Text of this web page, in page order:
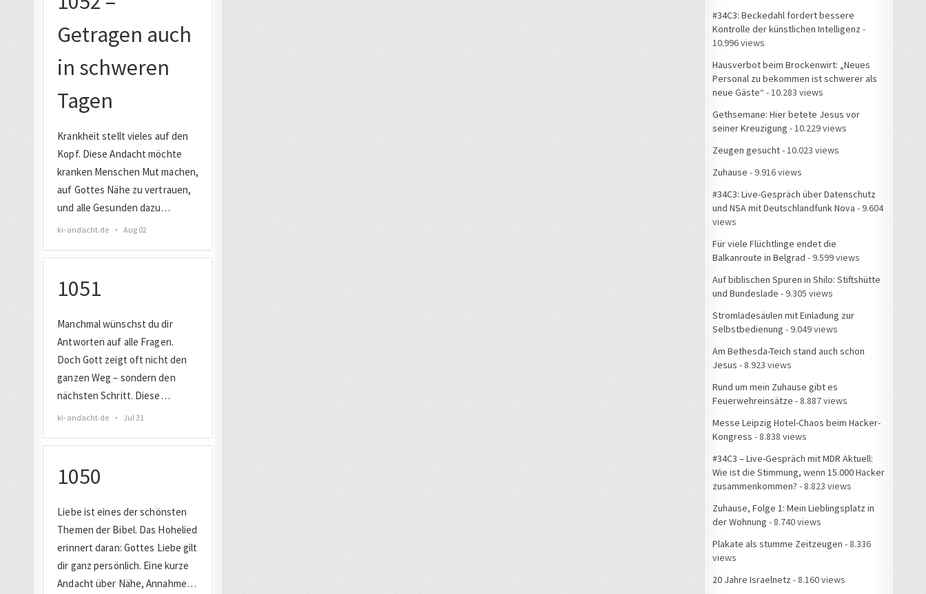
#34C3: Beckedahl fordert bessere
Kontrolle der künstlichen Intelligenz -
10.996 views
Hausverbot beim Brockenwirt: „Neues
Personal zu bekommen ist schwerer als
neue Gäste“ - 10.283 views
Gethsemane: Hier betete Jesus vor
seiner Kreuzigung - 10.229 views
Zeugen gesucht- 10.023 views
Zuhause - 9.916 views
#34C3: Live-Gespräch über Datenschutz
und NSA mit Deutschlandfunk Nova - 9.604
views
Für viele Flüchtlinge endet die
Balkanroute in Belgrad - 9.599 views
Auf biblischen Spuren in Shilo: Stiftshütte
und Bundeslade - 9.305 views
Stromladesäulen mit Einladung zur
Selbstbedienung - 9.049 views
Am Bethesda-Teich stand auch schon
Jesus - 8.923 views
Rund um mein Zuhause gibt es
Feuerwehreinsätze - 8.887 views
Messe Leipzig Hotel-Chaos beim Hacker-
Kongress - 8.838 views
#34C3 – Live-Gespräch mit MDR Aktuell:
Wie ist die Stimmung, wenn 15.000 Hacker
zusammenkommen? - 8.823 views
Zuhause, Folge 1: Mein Lieblingsplatz in
der Wohnung - 8.740 views
Plakate als stumme Zeitzeugen - 8.336
views
20 Jahre Israelnetz - 8.160 views